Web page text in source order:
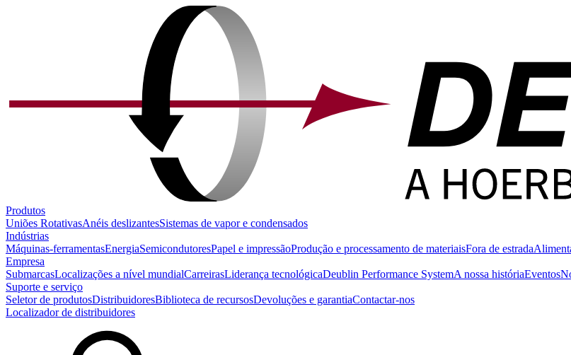
Produtos
Uniões RotativasAnéis deslizantesSistemas de vapor e condensados
Indústrias
Máquinas-ferramentasEnergiaSemicondutoresPapel e impressãoProdução e processamento de materiaisFora de estrada
Empresa
SubmarcasLocalizações a nível mundialCarreirasLiderança tecnológicaDeublin Performance SystemA nossa históriaEventos
Suporte e serviço
Seletor de produtosDistribuidoresBiblioteca de recursosDevoluções e garantiaContactar-nos
Localizador de distribuidores